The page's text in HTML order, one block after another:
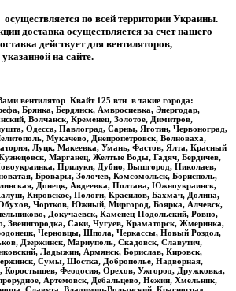
по всей территории Украины.
доставка осуществляется за счет нашего
действует для вентиляторов,
на сайте.
вентилятор Квайт 125 втн в такие города:
Брянка, Бердянск, Амвросиевка, Энергодар,
Волчанск, Кременец, Золотое, Димитров,
Одесса, Павлоград, Сарны, Яготин, Червоноград,
Мукачево, Днепропетровск, Волноваха,
Луцк, Макеевка, Умань, Фастов, Ялта, Красный
Марганец, Желтые Воды, Гадяч, Бердичев,
Прилуки, Дубно, Вышгород, Николаев,
Бровары, Золочев, Комсомольск, Борисполь,
Донецк, Авдеевка, Полтава, Южноукраинск,
Кировское, Пологи, Красилов, Бахмач, Долина,
Чортков, Южный, Миргород, Боярка, Алчевск,
Докучаевск, Каменец-Подольский, Ровно,
Звенигородка, Саки, Чугуев, Краматорск, Жмеринка,
Черновцы, Шпола, Черкассы, Новый Роздол,
Дзержинск, Мариуполь, Скадовск, Славутич,
Ладыжин, Армянск, Борислав, Кировск,
Сумы, Шостка, Доброполье, Надворная,
Коростышев, Феодосия, Орехов, Ужгород, Дружковка,
Артемовск, Дебальцево, Нежин, Хмельник,